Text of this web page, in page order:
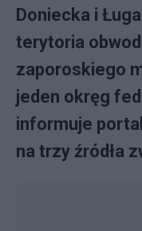
Doniecka i
terytoria
zaporoskiego
jeden okręg
informuje
na trzy źródła